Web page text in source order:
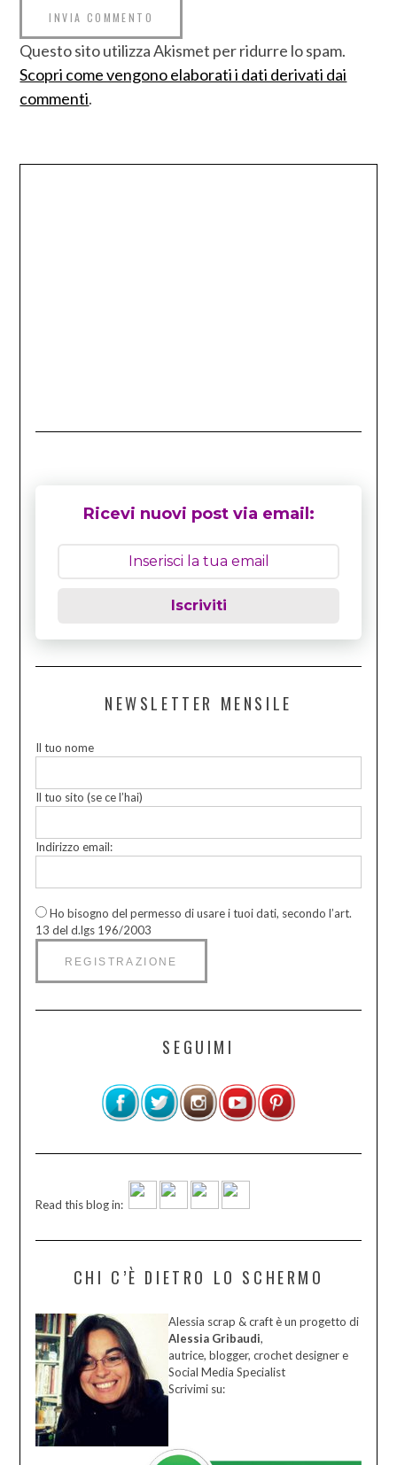
Questo sito utilizza Akismet per ridurre lo spam.
Scopri come vengono elaborati i dati derivati dai
commenti.
Ricevi nuovi post via email:
Iscriviti
NEWSLETTER MENSILE
Il tuo nome
Il tuo sito (se ce l’hai)
Indirizzo email:
Ho bisogno del permesso di usare i tuoi dati, secondo l’art.
13 del d.lgs 196/2003
SEGUIMI
Read this blog in:
CHI C’È DIETRO LO SCHERMO
Alessia scrap & craft è un progetto di
Alessia Gribaudi,
autrice, blogger, crochet designer e
Social Media Specialist
Scrivimi su: